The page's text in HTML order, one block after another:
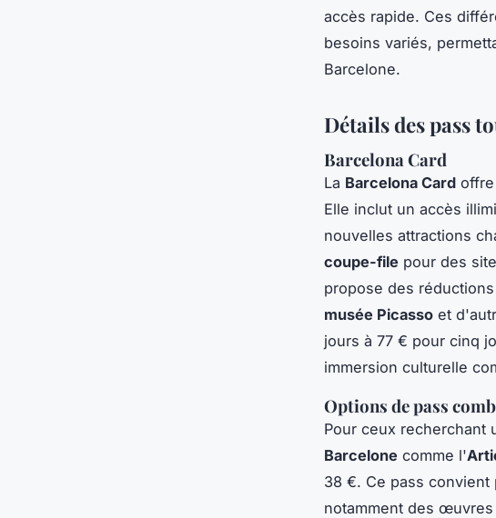
accès rapide. Ces
besoins variés,
Barcelone.
Détails des pass
Barcelona Card
La Barcelona Card
Elle inclut un accès
nouvelles attractions
coupe-file pour des
propose des
musée Picasso et
jours à 77 € pour cinq
immersion culturelle
Options de pass
Pour ceux recherchant
Barcelone comme l'
38 €. Ce pass convient
notamment des œuvres